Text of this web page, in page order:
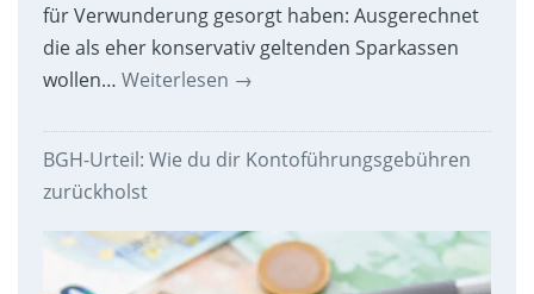
für Verwunderung gesorgt haben: Ausgerechnet
die als eher konservativ geltenden Sparkassen
wollen… Weiterlesen →
BGH-Urteil: Wie du dir Kontoführungsgebühren
zurückholst